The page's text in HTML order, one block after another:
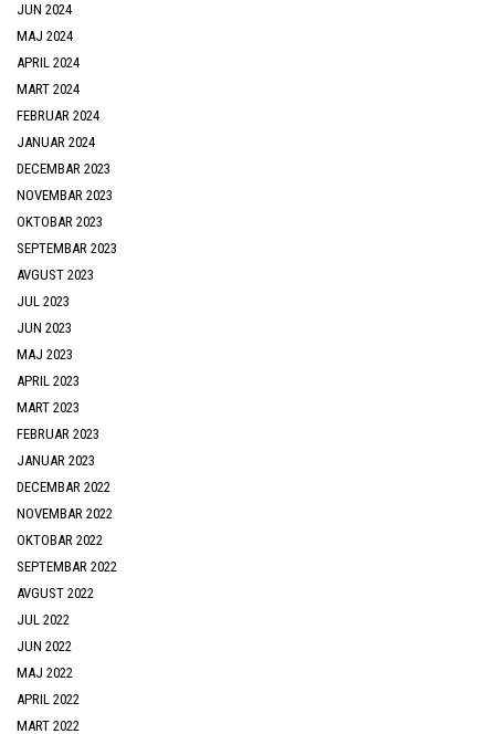
JUN 2024
MAJ 2024
APRIL 2024
MART 2024
FEBRUAR 2024
JANUAR 2024
DECEMBAR 2023
NOVEMBAR 2023
OKTOBAR 2023
SEPTEMBAR 2023
AVGUST 2023
JUL 2023
JUN 2023
MAJ 2023
APRIL 2023
MART 2023
FEBRUAR 2023
JANUAR 2023
DECEMBAR 2022
NOVEMBAR 2022
OKTOBAR 2022
SEPTEMBAR 2022
AVGUST 2022
JUL 2022
JUN 2022
MAJ 2022
APRIL 2022
MART 2022